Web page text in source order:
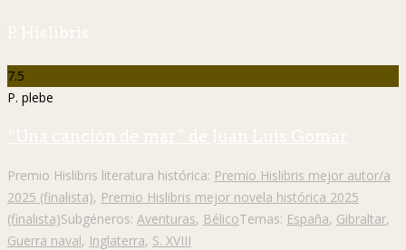
P. Hislibris
7.5
P. plebe
“Una canción de mar” de Juan Luis Gomar
Premio Hislibris literatura histórica: Premio Hislibris mejor autor/a
2025 (finalista), Premio Hislibris mejor novela histórica 2025
(finalista)Subgéneros: Aventuras, BélicoTemas: España, Gibraltar,
Guerra naval, Inglaterra, S. XVIII